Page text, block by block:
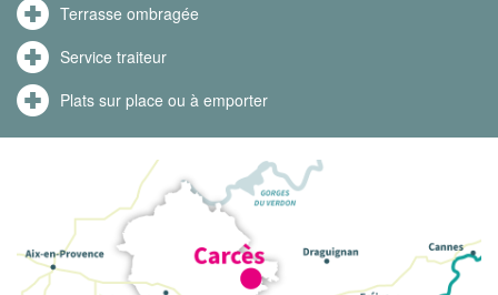
Terrasse ombragée
Service traiteur
Plats sur place ou à emporter